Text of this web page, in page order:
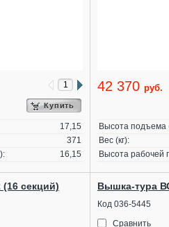
Купить
17,15
371
16,15
42 370 руб.
Высота подъема
Вес (кг):
Высота рабочей
секций) Вышка-тура
Код 036-5445
Сравнить